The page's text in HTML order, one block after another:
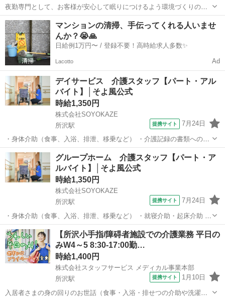
夜勤専門として、お客様が安心して眠りにつけるよう環境づくりのお
仕事です。 空き時間にはフロア清掃や記録とり、洗濯、雑務などをお
願いします。 夜勤シフト帯の生活全般の介助・食事介助、各書類作成
等を行っていただきます。 ・食...
埼玉 所沢市 介護
マンションの清掃、手伝ってくれる人いませ
んか？😭🙏
日給例1万円〜 / 登録不要！高時給求人多数✨
Lacotto Ad
デイサービス 介護スタッフ【パート・アル
バイト】│そよ風公式
時給1,350円
株式会社SOYOKAZE
所沢駅
提携サイト 7月24日
・身体介助（食事、入浴、排泄、移乗など） ・介護記録の書類への記
入（ご利用報告など、簡単なＰＣ操作） ・機能訓練補助業務 ・レクリ
エーションや体操の実施 ・清掃、洗濯などの間接業務 ・食事の準備、
お茶とおやつ出し ・送迎・添...
埼玉 所沢市 所沢駅
グループホーム 介護スタッフ【パート・ア
ルバイト】│そよ風公式
時給1,350円
株式会社SOYOKAZE
所沢駅
提携サイト 7月24日
・身体介助（食事、入浴、排泄、移乗など） ・就寝介助・起床介助 ・
介護記録の書類への記入（ご利用報告など、簡単なＰＣ操作） ・レク
リエーションや体操の実施（体操・脳トレ・手芸・その他） ・清掃、
洗濯などの間接業務 ・食事調理...
埼玉 所沢市 所沢駅 介護
【所沢小手指/障碍者施設での介護業務 平日の
みW4～5 8:30-17:00勤…
時給1,400円
株式会社スタッフサービス メディカル事業本部
所沢駅
提携サイト 1月10日
入居者さまの身の回りのお世話（食事・入浴・排せつの介助や洗濯や